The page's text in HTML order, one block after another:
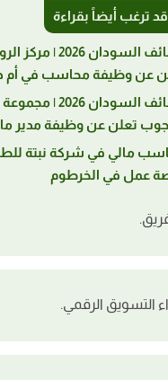
قد ترغب أيضاً بقراءة
وظائف السودان
عن وظيفة محاسب في أم
وظائف السودان 2026 |
تعلن عن وظيفة مدير
مالي في شركة نبتة
عمل في الخرطوم
التسويق الرقمي.